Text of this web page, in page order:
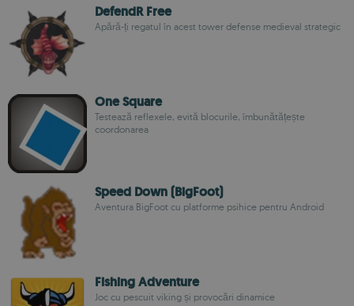
DefendR Free
Apără-ți regatul în acest tower defense medieval strategic
One Square
Testează reflexele, evită blocurile, îmbunătățește
coordonarea
Speed Down (BigFoot)
Aventura BigFoot cu platforme psihice pentru Android
Fishing Adventure
Joc cu pescuit viking și provocări dinamice